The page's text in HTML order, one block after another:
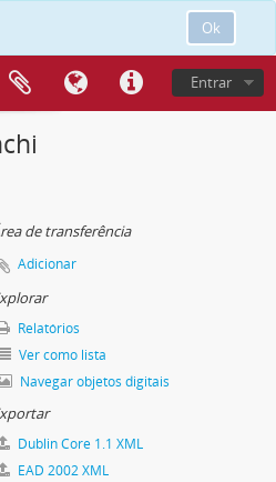
Ok
Entrar
de transferência
Adicionar
Relatórios
Ver como lista
Navegar objetos digitais
Dublin Core 1.1 XML
EAD 2002 XML